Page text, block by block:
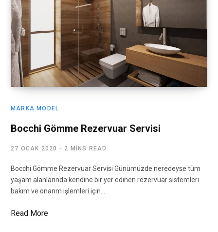
MARKA MODEL
Bocchi Gömme Rezervuar Servisi
27 OCAK 2020 2 MINS READ
Bocchi Gömme Rezervuar Servisi Günümüzde neredeyse tüm
yaşam alanlarında kendine bir yer edinen rezervuar sistemleri
bakım ve onarım işlemleri için…
Read More